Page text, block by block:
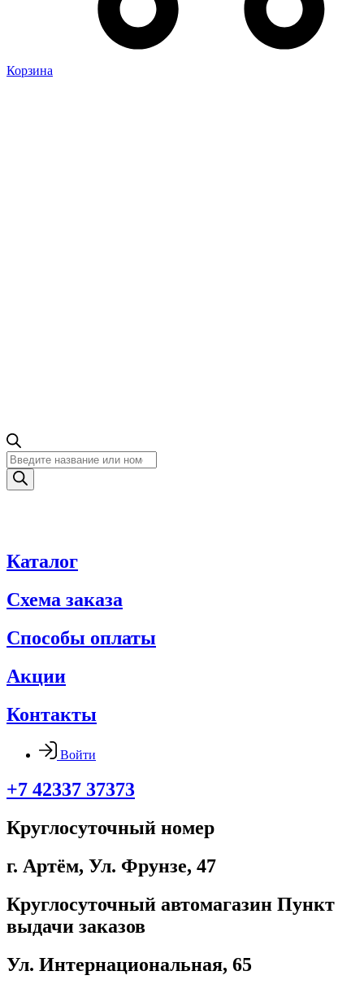
Корзина
Поиск
товаров
Каталог
Схема заказа
Способы оплаты
Акции
Контакты
Войти
+7 42337 37373
Круглосуточный номер
г. Артём, ​Ул. Фрунзе, 47
Круглосуточный автомагазин Пункт
выдачи заказов
Ул. Интернациональная, 65